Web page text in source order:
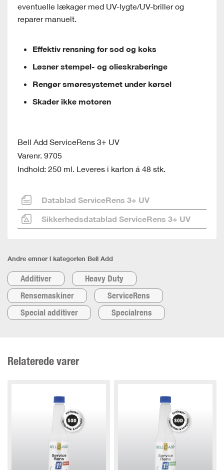
eventuelle lækager med UV-lygte/UV-briller og
reparer manuelt.
Effektiv rensning for sod og koks
Løsner stempel- og olieskraberinge
Rengør smøresystemet under kørsel
Skader ikke motoren
Bell Add ServiceRens 3+ UV
Varenr. 9705
Indhold: 250 ml. Leveres i karton á 48 stk.
Datablad ServiceRens 3+ UV
Sikkerhedsdatablad ServiceRens 3+ UV
Andre emner i kategorien Bell Add
Additiver
Heavy Duty
Rensemaskiner
ServiceRens
Special additiver
Specialrens
Relaterede varer